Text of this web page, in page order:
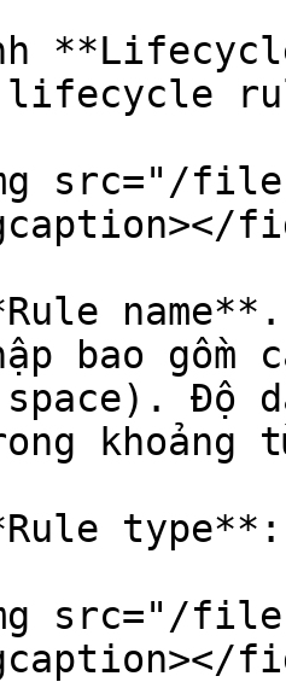
lifecycle
src="/files/
bao
Độ
khoảng
src="/files/